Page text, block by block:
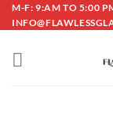
Skip
to
M-F: 9:AM TO 5:00